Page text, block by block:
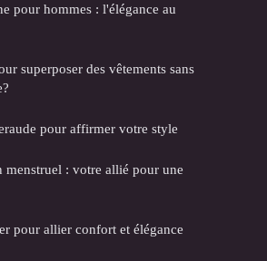
pour hommes : l'élégance au
superposer des vêtements sans
pour affirmer votre style
menstruel : votre allié pour une
pour allier confort et élégance